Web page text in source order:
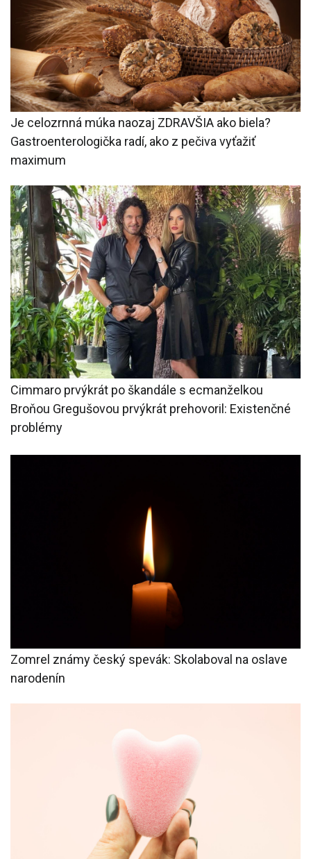
Je celozrnná múka naozaj ZDRAVŠIA ako biela?
Gastroenterologička radí, ako z pečiva vyťažiť
maximum
Cimmaro prvýkrát po škandále s ecmanželkou
Broňou Gregušovou prvýkrát prehovoril: Existenčné
problémy
Zomrel známy český spevák: Skolaboval na oslave
narodenín